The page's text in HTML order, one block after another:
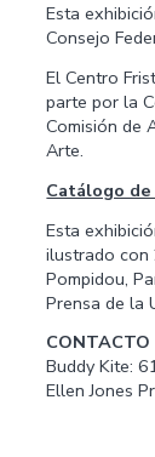
Esta
Consejo
El Centro
parte por la
Comisión de
Arte.
Catálogo
Esta
ilustrado con
Pompidou,
Prensa de la
CONTACTO
Buddy Kite:
Ellen Jones